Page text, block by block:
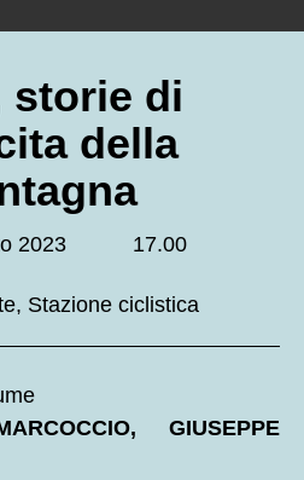
storie di
della
2023 17.00
Stazione ciclistica
GIUSEPPE